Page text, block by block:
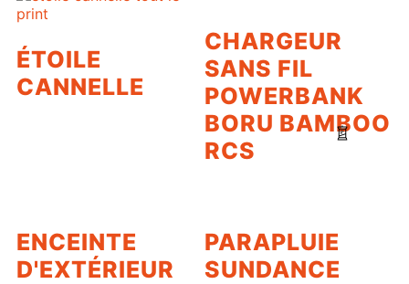
ÉTOILE
CANNELLE
CHARGEUR
SANS FIL
POWERBANK
BORU BAMBOO
RCS
ENCEINTE
D'EXTÉRIEUR
PARAPLUIE
SUNDANCE